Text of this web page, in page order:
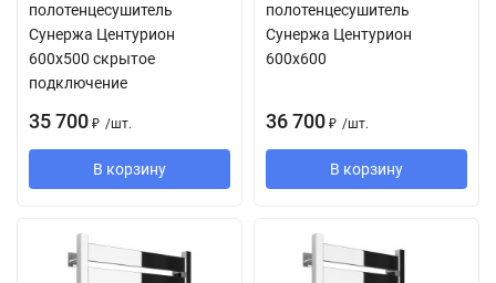
полотенцесушитель
Сунержа Центурион
600х500 скрытое
подключение
35 700 ₽ /шт.
В корзину
полотенцесушитель
Сунержа Центурион
600х600
36 700 ₽ /шт.
В корзину